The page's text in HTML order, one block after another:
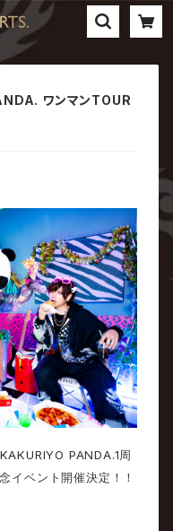
ワンマンTOUR
KAKURIYO PANDA.1周
イベント開催決定！！